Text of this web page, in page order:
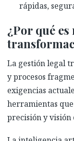
rápidas,
¿Por qué
La gestión legal
y procesos
exigencias
herramientas
precisión y visión